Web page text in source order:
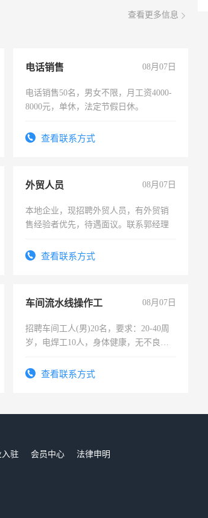
查看更多信息
电话销售 08月07日
电话销售50名，男女不限，月工资4000-
8000元，单休，法定节假日休。
查看联系方式
外贸人员 08月07日
本地企业，现招聘外贸人员，有外贸销
售经验者优先，待遇面议。联系郭经理
查看联系方式
车间流水线操作工 08月07日
招聘车间工人(男)20名，要求：20-40周
岁，电焊工10人，身体健康，无不良嗜
宿，免费发放劳保用品，两班倒，每月
查看联系方式
入驻 会员中心
法律申明